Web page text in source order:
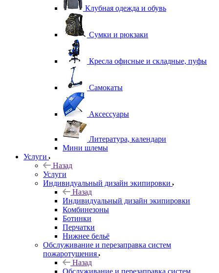
Клубная одежда и обувь
Сумки и рюкзаки
Кресла офисные и складные, пуфы
Самокаты
Аксессуары
Литература, календари
Мини шлемы
Услуги
Назад
Услуги
Индивидуальный дизайн экипировки
Назад
Индивидуальный дизайн экипировки
Комбинезоны
Ботинки
Перчатки
Нижнее бельё
Обслуживание и перезаправка систем
пожаротушения
Назад
Обслуживание и перезаправка систем